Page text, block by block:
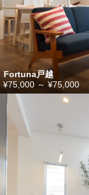
Fortuna戸越
¥75,000 ～ ¥75,000